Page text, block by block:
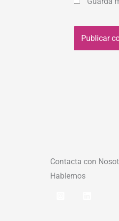
Contacta con
Hablemos